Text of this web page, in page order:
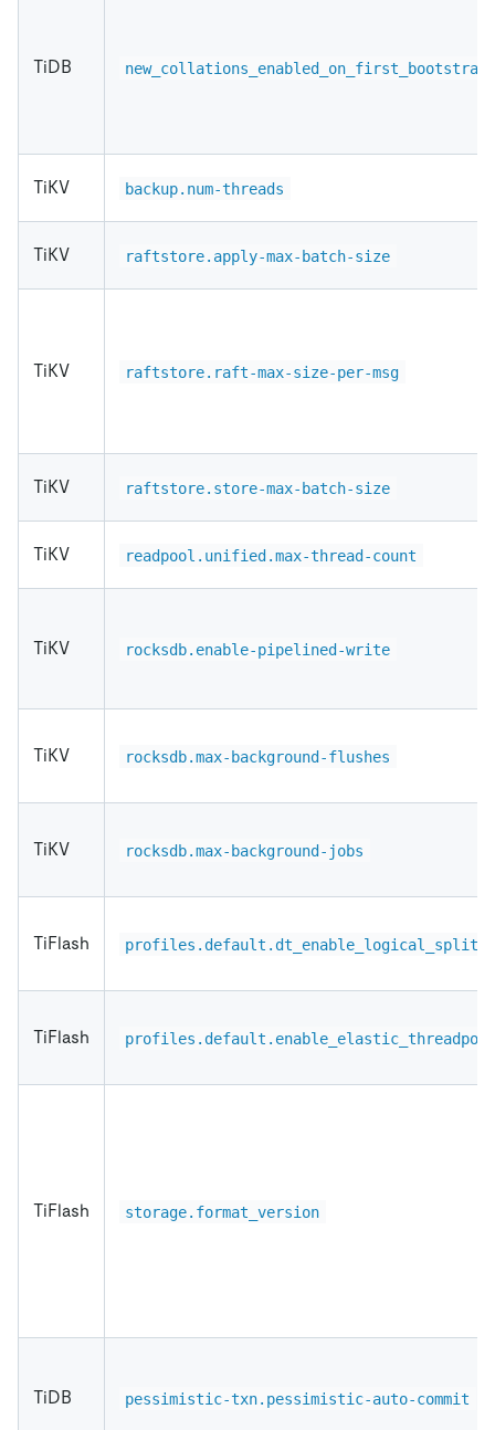
TiDB new_collations_enabled_on_first_bootstrap
TiKV backup.num-threads
TiKV raftstore.apply-max-batch-size
TiKV raftstore.raft-max-size-per-msg
TiKV raftstore.store-max-batch-size
TiKV readpool.unified.max-thread-count
TiKV rocksdb.enable-pipelined-write
TiKV rocksdb.max-background-flushes
TiKV rocksdb.max-background-jobs
TiFlash profiles.default.dt_enable_logical_split
TiFlash
TiFlash storage.format_version
TiDB pessimistic-txn.pessimistic-auto-commit